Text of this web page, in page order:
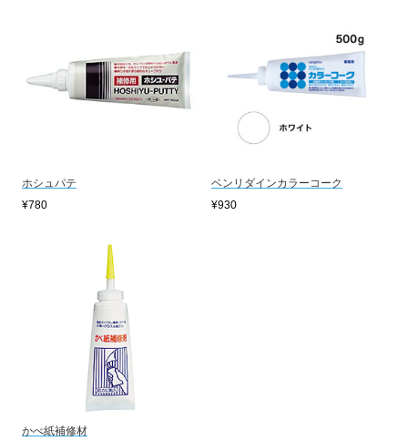
ホシュパテ
¥780
ベンリダインカラーコーク
¥930
かべ紙補修材